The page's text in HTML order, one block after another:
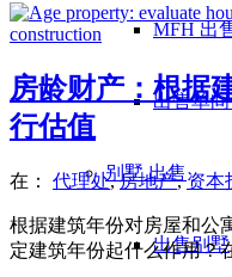
MFH 出
出售单
别墅出售
出售别墅
房龄财产：根据
行估值
在： 代理处,房地产,资本
根据建筑年份对房屋和公
定建筑年份起什么作用